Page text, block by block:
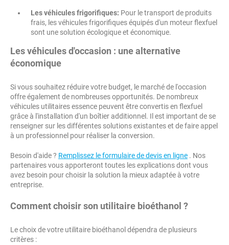
Les véhicules frigorifiques: Pour le transport de produits
frais, les véhicules frigorifiques équipés d'un moteur flexfuel
sont une solution écologique et économique.
Les véhicules d'occasion : une alternative
économique
Si vous souhaitez réduire votre budget, le marché de l'occasion
offre également de nombreuses opportunités. De nombreux
véhicules utilitaires essence peuvent être convertis en flexfuel
grâce à l'installation d'un boîtier additionnel. Il est important de se
renseigner sur les différentes solutions existantes et de faire appel
à un professionnel pour réaliser la conversion.
Besoin d'aide ? Remplissez le formulaire de devis en ligne . Nos
partenaires vous apporteront toutes les explications dont vous
avez besoin pour choisir la solution la mieux adaptée à votre
entreprise.
Comment choisir son utilitaire bioéthanol ?
Le choix de votre utilitaire bioéthanol dépendra de plusieurs
critères :